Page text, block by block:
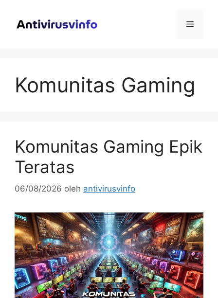
Menu
Komunitas Gaming
Komunitas Gaming Epik
Teratas
06/08/2026 oleh antivirusvinfo